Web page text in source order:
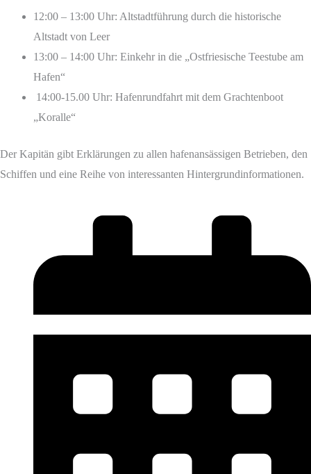
12:00 – 13:00 Uhr: Altstadtführung durch die historische
Altstadt von Leer
13:00 – 14:00 Uhr: Einkehr in die „Ostfriesische Teestube am
Hafen“
14:00-15.00 Uhr: Hafenrundfahrt mit dem Grachtenboot
„Koralle“
Der Kapitän gibt Erklärungen zu allen hafenansässigen Betrieben, den
Schiffen und eine Reihe von interessanten Hintergrundinformationen.